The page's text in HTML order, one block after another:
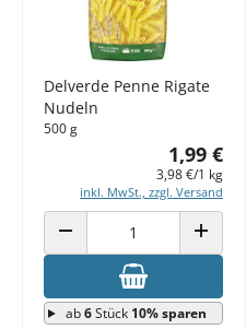
Delverde Penne Rigate
Nudeln
500 g
1,99 €
3,98 €/1 kg
inkl. MwSt., zzgl. Versand
ANZAHL VERRINGERN
ab6Stück 10% sparen